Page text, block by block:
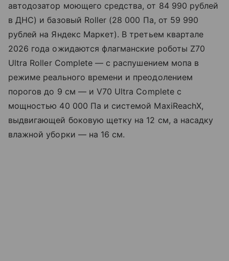
автодозатор моющего средства, от 84 990 рублей
в ДНС) и базовый Roller (28 000 Па, от 59 990
рублей на Яндекс Маркет). В третьем квартале
2026 года ожидаются флагманские роботы Z70
Ultra Roller Complete — с распушением мопа в
режиме реального времени и преодолением
порогов до 9 см — и V70 Ultra Complete с
мощностью 40 000 Па и системой MaxiReachX,
выдвигающей боковую щетку на 12 см, а насадку
влажной уборки — на 16 см.